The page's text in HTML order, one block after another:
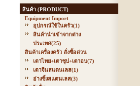
สินค้า (PRODUCT)
Equipment Import
อุปกรณ์ใช้ในครัว(1)
สินค้านำเข้าจากต่าง
ประเทศ(25)
สินค้าเครื่องครัว สั่งซื้อด่วน
เตาไทย+เตาซุป+เตาอบ(7)
เตาจีนสแตนเลส(1)
อ่างซิ้งสแตนเลส(3)